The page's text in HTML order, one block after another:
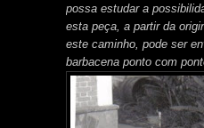
possa estudar a
esta peça, a partir da
este caminho, pode ser
barbacena ponto com